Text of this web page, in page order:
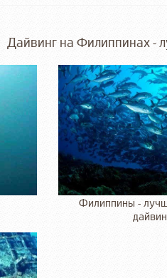
Дайвинг на Филиппинах -
Филиппины -